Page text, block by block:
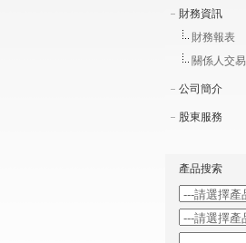
財務資訊
財務報表
關係人交易
公司簡介
股東服務
產品搜索